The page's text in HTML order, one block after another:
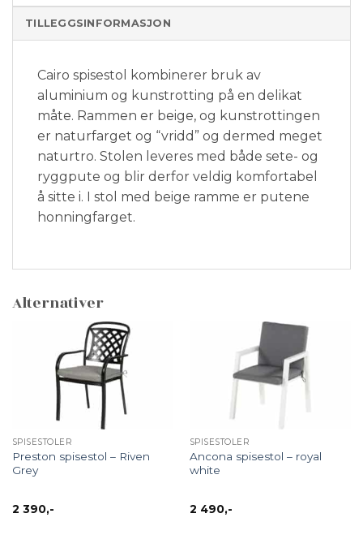
TILLEGGSINFORMASJON
Cairo spisestol kombinerer bruk av
aluminium og kunstrotting på en delikat
måte. Rammen er beige, og kunstrottingen
er naturfarget og “vridd” og dermed meget
naturtro. Stolen leveres med både sete- og
ryggpute og blir derfor veldig komfortabel
å sitte i. I stol med beige ramme er putene
honningfarget.
Alternativer
SPISESTOLER
Preston spisestol – Riven
Grey
2 390,-
SPISESTOLER
Ancona spisestol – royal
white
2 490,-